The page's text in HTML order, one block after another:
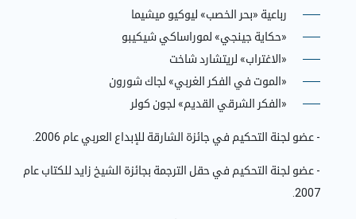
رباعية «بحر الخصب» ليوكيو ميشيما
«حكاية جينجي» لموراساكي شيكيبو
«الاغتراب» لريتشارد شاخت
«الموت في الفكر الغربي» لجاك شورون
«الفكر الشرقي القديم» لجون كولر
- عضو لجنة التحكيم في جائزة الشارقة للإبداع العربي عام 2006.
- عضو لجنة التحكيم في حقل الترجمة بجائزة الشيخ زايد للكتاب عام
2007.